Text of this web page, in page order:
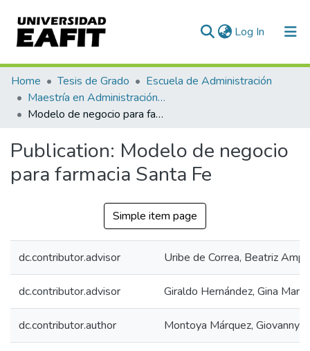
Log In (current)
Communities & Collections
All of DSpace
Home Tesis de Grado
Escuela de Administración
Maestría en Administración - MBA (tesis)
Modelo de negocio para farmacia Santa Fe
Publication: Modelo de negocio
para farmacia Santa Fe
Simple item page
dc.contributor.advisor Uribe de Correa, Beatriz
dc.contributor.advisor Giraldo Hernández, Gina María
dc.contributor.author Montoya Márquez, Giovanny